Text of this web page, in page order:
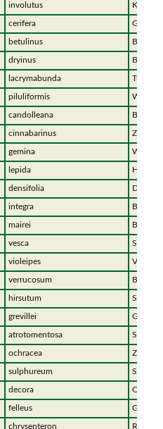
involutus Kahler
cerifera
betulinus
dryinus
lacrymabunda
piluliformis
candolleana
cinnabarinus
gemina
lepida Harter
densifolia
integra
mairei
vesca Speise-
violeipes
verrucosum
hirsutum
grevillei
atrotomentosa
ochracea Zonen-
sulphureum
decora
felleus
chrysenteron